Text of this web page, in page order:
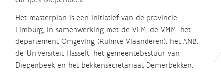
Het masterplan is een initiatief van de provincie
Limburg, in samenwerking met de VLM, de VMM, het
departement Omgeving (Ruimte Vlaanderen), het ANB,
de Universiteit Hasselt, het gemeentebestuur van
Diepenbeek en het bekkensecretariaat Demerbekken.